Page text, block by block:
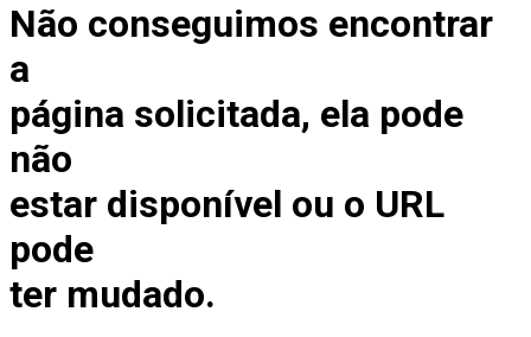
Não conseguimos encontrar
a
página solicitada, ela pode
não
estar disponível ou o URL
pode
ter mudado.